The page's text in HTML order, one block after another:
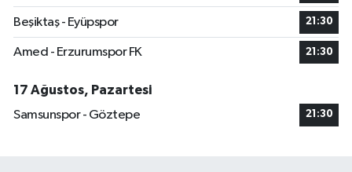
Beşiktaş - Eyüpspor 21:30
Amed - Erzurumspor FK 21:30
17 Ağustos, Pazartesi
Samsunspor - Göztepe
21:30